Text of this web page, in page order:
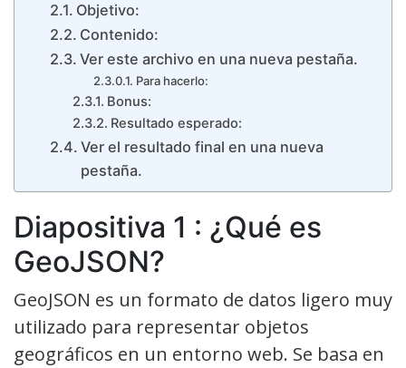
Objetivo:
Contenido:
Ver este archivo en una nueva pestaña.
Para hacerlo:
Bonus:
Resultado esperado:
Ver el resultado final en una nueva
pestaña.
Diapositiva 1 : ¿Qué es
GeoJSON?
GeoJSON es un formato de datos ligero muy
utilizado para representar objetos
geográficos en un entorno web. Se basa en